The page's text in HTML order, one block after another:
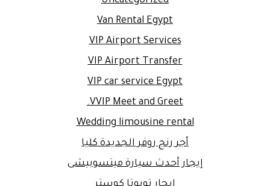
Van Rental Egypt
VIP Airport Services
VIP Airport Transfer
VIP car service Egypt
VVIP Meet and Greet.
Wedding limousine rental
أجر رنج روفر الجديدة كليا
إيجار أحدث سيارة ميتسوبيشى